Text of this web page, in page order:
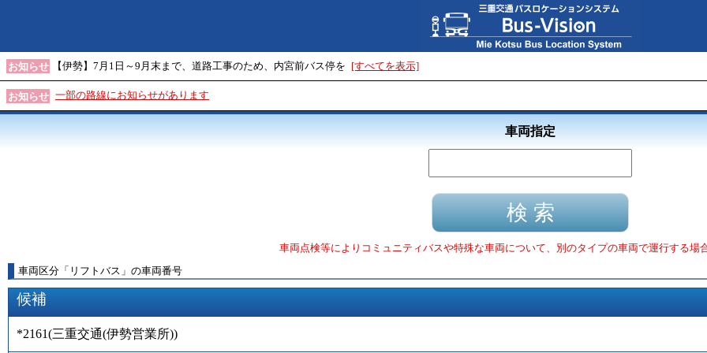
お知らせ 【伊勢】7月1日～9月末まで、道路工事のため、内宮前バス停を [すべてを表示]
お知らせ 一部の路線にお知らせがあります
車両指定
車両点検等によりコミュニティバスや特殊な車両について、別のタイプの車両で運行する場
車両区分 「 リフトバス 」 の車両番号
候補
*2161(三重交通(伊勢営業所))